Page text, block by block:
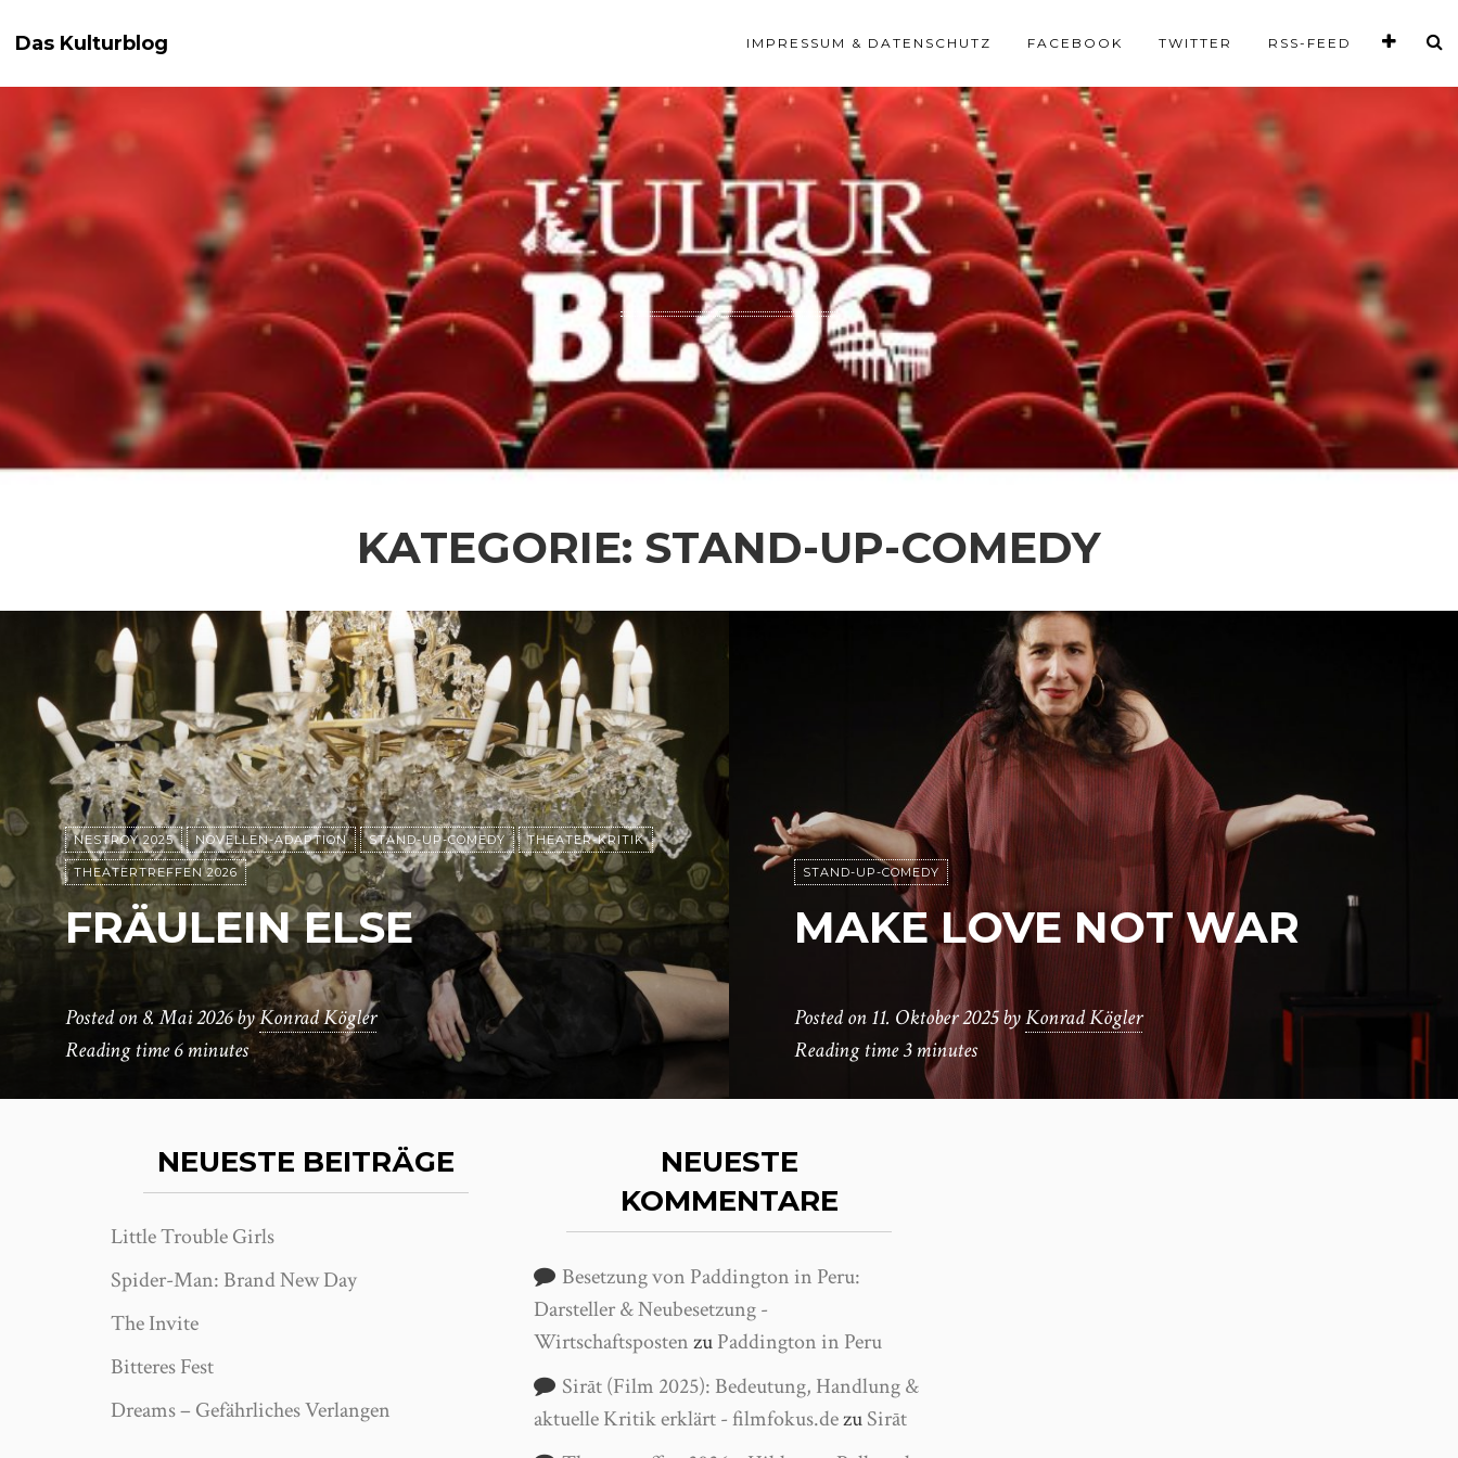
Das Kulturblog IMPRESSUM & DATENSCHUTZ FACEBOOK TWITTER RSS-FEED
KATEGORIE: STAND-UP-COMEDY
NESTROY 2025 NOVELLEN-ADAPTION STAND-UP-COMEDY THEATER-KRITIK
THEATERTREFFEN 2026
FRÄULEIN ELSE
Posted on8. Mai 2026byKonrad Kögler
Reading time6 minutes
STAND-UP-COMEDY
MAKE LOVE NOT WAR
Posted on11. Oktober 2025byKonrad Kögler
Reading time3 minutes
NEUESTE BEITRÄGE
Little Trouble Girls
Spider-Man: Brand New Day
The Invite
Bitteres Fest
Dreams – Gefährliches Verlangen
NEUESTE
KOMMENTARE
Besetzung von Paddington in Peru:
Darsteller & Neubesetzung -
WirtschaftspostenzuPaddington in Peru
Sirāt (Film 2025): Bedeutung, Handlung &
aktuelle Kritik erklärt - filmfokus.dezuSirāt